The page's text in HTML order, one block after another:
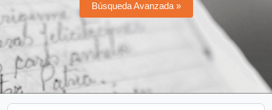
Búsqueda Avanzada »